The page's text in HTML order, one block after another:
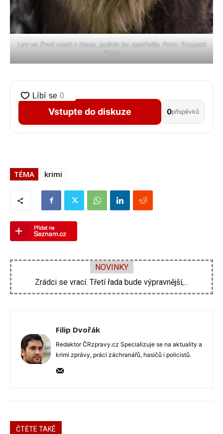
Lev ve Zvoli utekl z klece, policie ho zastřelila. Foto: Zoopark
Zvole
Vstupte do diskuze 0příspěvků
TÉMA krimi
NOVINKY
Zrádci se vrací. Třetí řada bude výpravnější,...
Zdeněk Pohlreich opět vtrhne do hospod. Nové...
Filip Dvořák
Redaktor ČRzpravy.cz Specializuje se na aktuality a
krimi zprávy, práci záchranářů, hasičů i policistů.
ČTĚTE TAKÉ